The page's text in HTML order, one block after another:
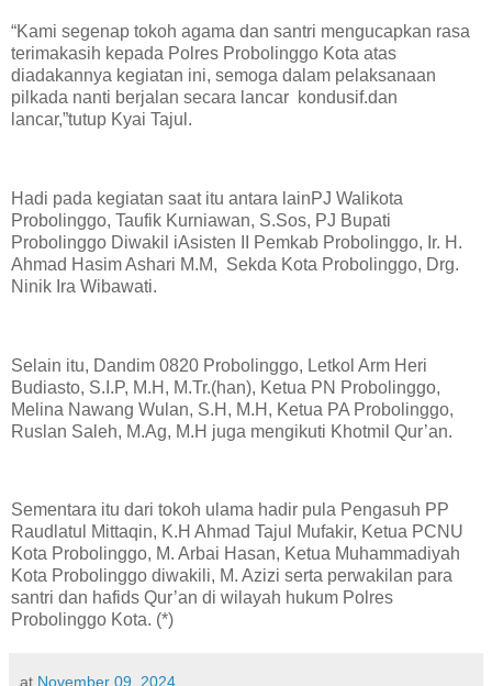
“Kami segenap tokoh agama dan santri mengucapkan rasa
terimakasih kepada Polres Probolinggo Kota atas
diadakannya kegiatan ini, semoga dalam pelaksanaan
pilkada nanti berjalan secara lancar kondusif.dan
lancar,”tutup Kyai Tajul.
Hadi pada kegiatan saat itu antara lainPJ Walikota
Probolinggo, Taufik Kurniawan, S.Sos, PJ Bupati
Probolinggo Diwakil iAsisten II Pemkab Probolinggo, Ir. H.
Ahmad Hasim Ashari M.M, Sekda Kota Probolinggo, Drg.
Ninik Ira Wibawati.
Selain itu, Dandim 0820 Probolinggo, Letkol Arm Heri
Budiasto, S.I.P, M.H, M.Tr.(han), Ketua PN Probolinggo,
Melina Nawang Wulan, S.H, M.H, Ketua PA Probolinggo,
Ruslan Saleh, M.Ag, M.H juga mengikuti Khotmil Qur’an.
Sementara itu dari tokoh ulama hadir pula Pengasuh PP
Raudlatul Mittaqin, K.H Ahmad Tajul Mufakir, Ketua PCNU
Kota Probolinggo, M. Arbai Hasan, Ketua Muhammadiyah
Kota Probolinggo diwakili, M. Azizi serta perwakilan para
santri dan hafids Qur’an di wilayah hukum Polres
Probolinggo Kota. (*)
at November 09, 2024